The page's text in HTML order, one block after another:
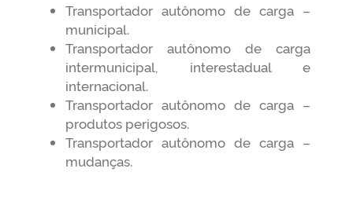
Transportador autônomo de carga –
municipal.
Transportador autônomo de carga
intermunicipal, interestadual e
internacional.
Transportador autônomo de carga –
produtos perigosos.
Transportador autônomo de carga –
mudanças.